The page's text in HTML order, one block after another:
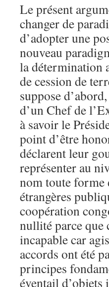
Le présent
changer de
d’adopter une
nouveau
la détermination
de cession de
suppose
d’un Chef de
à savoir le
point d’être
déclarent leur
représenter au
nom toute forme
étrangères
coopération
nullité parce que
incapable car
accords ont été
principes
éventail